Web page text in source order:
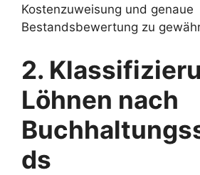
Kostenzuweisung und genaue
Bestandsbewertung zu
2.
Löhnen nach
ds